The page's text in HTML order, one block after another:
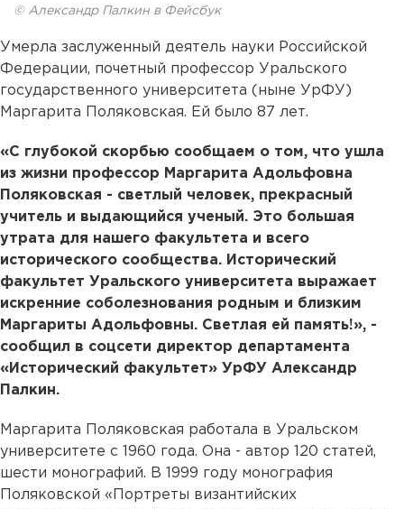
© Александр Палкин в Фейсбук
Умерла заслуженный деятель науки Российской
Федерации, почетный профессор Уральского
государственного университета (ныне УрФУ)
Маргарита Поляковская. Ей было 87 лет.
«С глубокой скорбью сообщаем о том, что ушла
из жизни профессор Маргарита Адольфовна
Поляковская - светлый человек, прекрасный
учитель и выдающийся ученый. Это большая
утрата для нашего факультета и всего
исторического сообщества. Исторический
факультет Уральского университета выражает
искренние соболезнования родным и близким
Маргариты Адольфовны. Светлая ей память!», -
сообщил в соцсети директор департамента
«Исторический факультет» УрФУ Александр
Палкин.
Маргарита Поляковская работала в Уральском
университете с 1960 года. Она - автор 120 статей,
шести монографий. В 1999 году монография
Поляковской «Портреты византийских